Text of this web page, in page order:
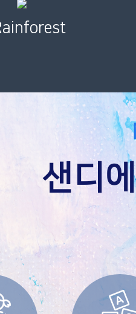
샌디